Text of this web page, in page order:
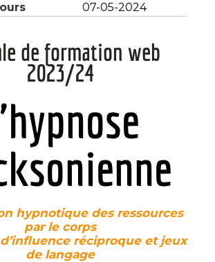
07-05-2024
de formation web
2023/24
hypnotique des ressources
par le corps
réciproque et jeux
de langage